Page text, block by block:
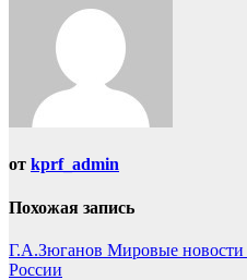
от kprf_admin
Похожая запись
Г.А.Зюганов Мировые новости
России